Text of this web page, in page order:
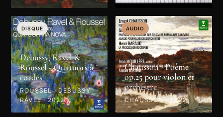
DISQUE
Debussy, Ravel &
Roussel - Quatuors à
cordes
ROUSSEL · DEBUSSY ·
RAVEL · 2022
AUDIO
Chausson - Poème
op.25 pour violon et
orchestre
CHAUSSON · 2022